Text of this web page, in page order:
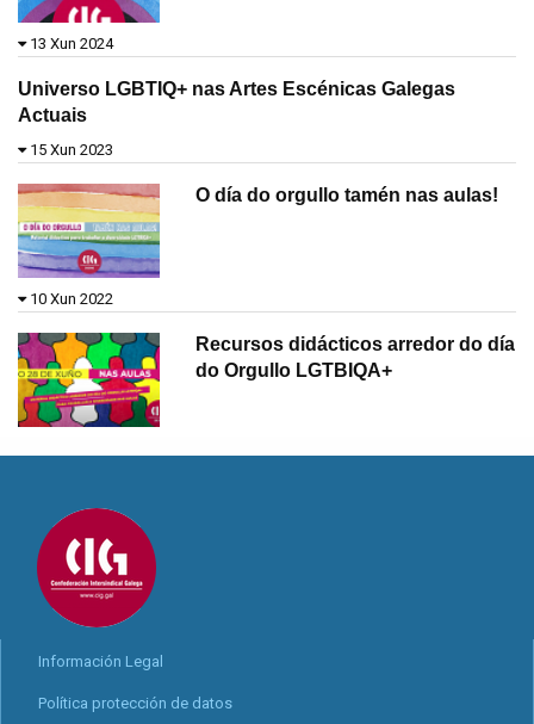
13 Xun 2024
Universo LGBTIQ+ nas Artes Escénicas Galegas
Actuais
15 Xun 2023
O día do orgullo tamén nas aulas!
10 Xun 2022
Recursos didácticos arredor do día
do Orgullo LGTBIQA+
Información Legal
Política protección de datos